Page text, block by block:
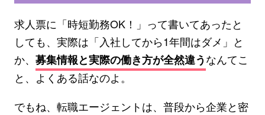
求人票に「時短勤務OK！」って書いてあったと
しても、実際は「入社してから1年間はダメ」と
か、 募集情報と実際の働き方が全然違うなんてこ
と、よくある話なのよ。
でもね、転職エージェントは、普段から企業と密